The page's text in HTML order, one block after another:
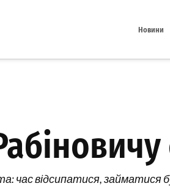
Новини
час відсипатися, займатися